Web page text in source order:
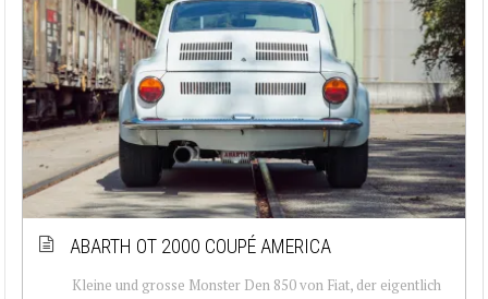
ABARTH OT 2000 COUPÉ AMERICA
Kleine und grosse Monster Den 850 von Fiat, der eigentlich